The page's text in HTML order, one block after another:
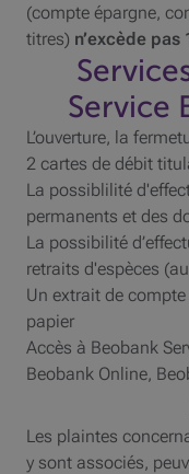
(compte épargne,
titres) n’excède pas
Service
L’ouverture, la
2 cartes de débit
La possiblilité
permanents et des
La possibilité
retraits d'espèces
Un extrait de
papier
Accès à Beobank
Beobank Online,
Les plaintes
y sont associés,